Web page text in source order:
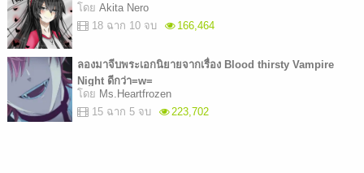
โดย Akita Nero
18 ฉาก 10 จบ
166,464
ลองมาจีบพระเอกนิยายจากเรื่อง Blood thirsty Vampire
Night ดีกว่า=w=
โดย Ms.Heartfrozen
15 ฉาก 5 จบ
223,702